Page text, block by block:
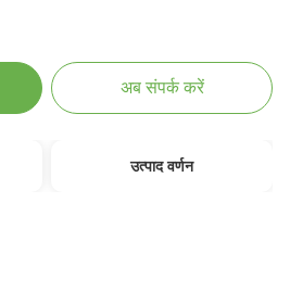
अब संपर्क करें
उत्पाद वर्णन